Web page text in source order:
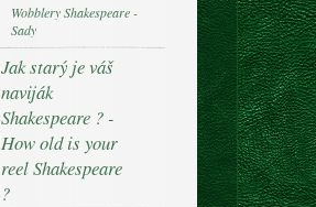
Wobblery Shakespeare -
Sady
Jak starý je váš
naviják
Shakespeare ? -
How old is your
reel Shakespeare
?